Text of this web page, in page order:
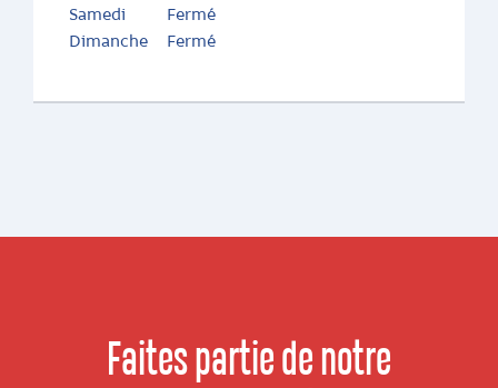
Samedi
Fermé
Dimanche
Fermé
Faites partie de notre